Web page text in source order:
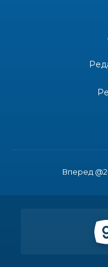
Одна з
спецрахунки
Іпотеку для
Вперед